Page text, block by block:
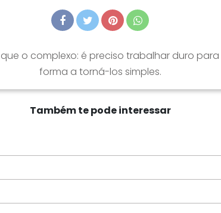
o complexo: é preciso trabalhar duro
forma a torná-los simples.
Também te pode interessar